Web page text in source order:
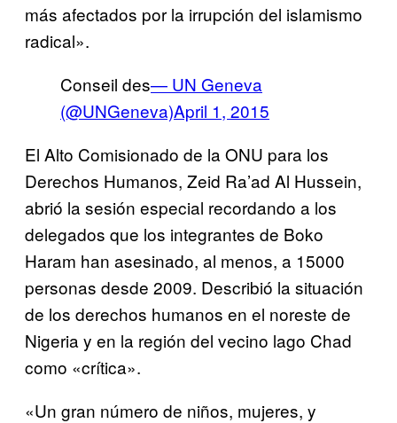
más afectados por la irrupción del islamismo
radical».
Conseil des— UN Geneva
(@UNGeneva)April 1, 2015
El Alto Comisionado de la ONU para los
Derechos Humanos, Zeid Ra’ad Al Hussein,
abrió la sesión especial recordando a los
delegados que los integrantes de Boko
Haram han asesinado, al menos, a 15000
personas desde 2009. Describió la situación
de los derechos humanos en el noreste de
Nigeria y en la región del vecino lago Chad
como «crítica».
«Un gran número de niños, mujeres, y